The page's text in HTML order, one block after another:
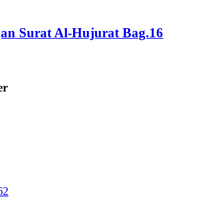
Surat Al-Hujurat Bag.16